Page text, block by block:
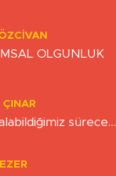
OLGUNLUK
ÇINAR
sürece…